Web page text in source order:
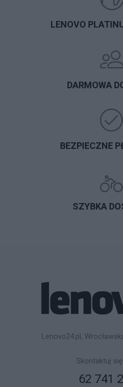
LENOVO
DARMOWA
BEZPIECZNE
SZYBKA
Lenovo24.pl,
Skontaktuj
62 741